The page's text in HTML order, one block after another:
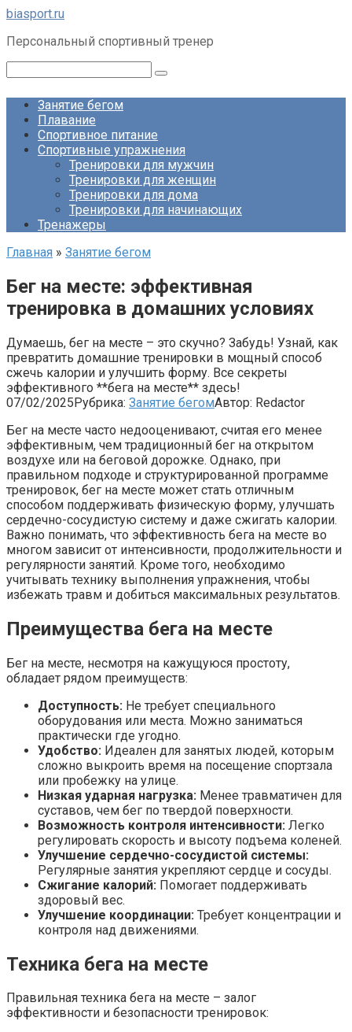
Перейти
контенту
biasport.ru
Персональный спортивный тренер
Занятие бегом
Плавание
Спортивное питание
Спортивные упражнения
Тренировки для мужчин
Тренировки для женщин
Тренировки для дома
Тренировки для начинающих
Тренажеры
Главная » Занятие бегом
Бег на месте: эффективная
тренировка в домашних условиях
Думаешь, бег на месте – это скучно? Забудь! Узнай, как
превратить домашние тренировки в мощный способ
сжечь калории и улучшить форму. Все секреты
эффективного **бега на месте** здесь!
07/02/2025Рубрика: Занятие бегомАвтор: Redactor
Бег на месте часто недооценивают, считая его менее
эффективным, чем традиционный бег на открытом
воздухе или на беговой дорожке. Однако, при
правильном подходе и структурированной программе
тренировок, бег на месте может стать отличным
способом поддерживать физическую форму, улучшать
сердечно-сосудистую систему и даже сжигать калории.
Важно понимать, что эффективность бега на месте во
многом зависит от интенсивности, продолжительности и
регулярности занятий. Кроме того, необходимо
учитывать технику выполнения упражнения, чтобы
избежать травм и добиться максимальных результатов.
Преимущества бега на месте
Бег на месте, несмотря на кажущуюся простоту,
обладает рядом преимуществ:
Доступность: Не требует специального
оборудования или места. Можно заниматься
практически где угодно.
Удобство: Идеален для занятых людей, которым
сложно выкроить время на посещение спортзала
или пробежку на улице.
Низкая ударная нагрузка: Менее травматичен для
суставов, чем бег по твердой поверхности.
Возможность контроля интенсивности: Легко
регулировать скорость и высоту подъема коленей.
Улучшение сердечно-сосудистой системы:
Регулярные занятия укрепляют сердце и сосуды.
Сжигание калорий: Помогает поддерживать
здоровый вес.
Улучшение координации: Требует концентрации и
контроля над движениями.
Техника бега на месте
Правильная техника бега на месте – залог
эффективности и безопасности тренировок: